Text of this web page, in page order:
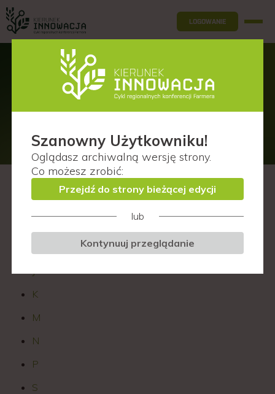
LOGOWANIE
Prelegenci
Wrocław (woj. dolnośląskie)
D
J
K
M
N
P
S
Szanowny Użytkowniku!
Oglądasz archiwalną wersję strony.
Co możesz zrobić:
Przejdź do strony bieżącej edycji
lub
Kontynuuj przeglądanie